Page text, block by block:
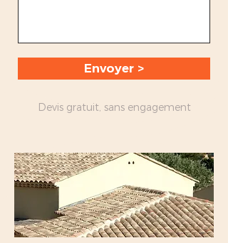
Envoyer >
Devis gratuit, sans engagement